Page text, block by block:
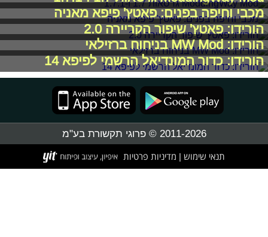
מכבי וחיפה בפנים: פאטץ' פיפא מאניה
הורידו: פאטץ' שיפור הקריירה 2.0
הורידו: MW Mod בניחוח ברזילאי
הורידו: כדור המונדיאל הרשמי לפיפא 14
2011-2026 © פרוגי תקשורת בע"מ
תנאי שימוש מדיניות פרטיות